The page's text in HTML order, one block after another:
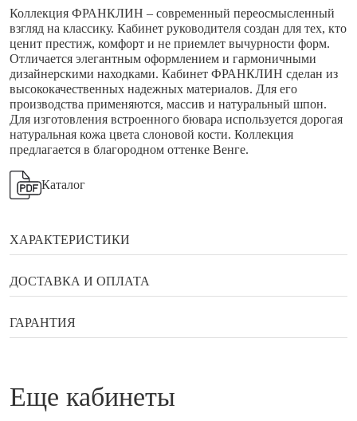
Коллекция ФРАНКЛИН – современный переосмысленный
взгляд на классику. Кабинет руководителя создан для тех, кто
ценит престиж, комфорт и не приемлет вычурности форм.
Отличается элегантным оформлением и гармоничными
дизайнерскими находками. Кабинет ФРАНКЛИН сделан из
высококачественных надежных материалов. Для его
производства применяются, массив и натуральный шпон.
Для изготовления встроенного бювара используется дорогая
натуральная кожа цвета слоновой кости. Коллекция
предлагается в благородном оттенке Венге.
Каталог
ХАРАКТЕРИСТИКИ
Бренд
Материал
ДОСТАВКА И ОПЛАТА
Способы оплаты
Наличными в галереи мебели Status
Оплата по QR коду
ГАРАНТИЯ
Гарантийный документ — договор, который выдаётся
еще кабинеты